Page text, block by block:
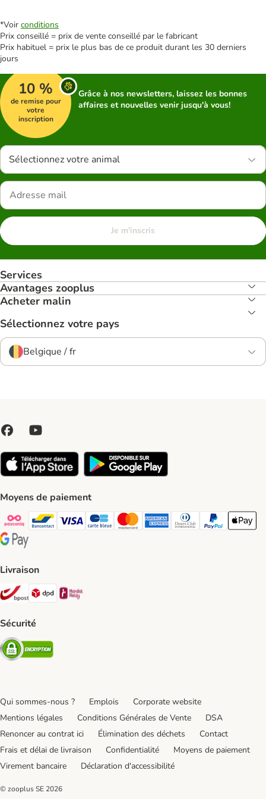
*Voir conditions
Prix conseillé = prix de vente conseillé par le fabricant
Prix habituel = prix le plus bas de ce produit durant les 30 derniers
jours
10 %
de remise pour
votre
inscription
Grâce à nos newsletters, laissez les bonnes
affaires et nouvelles venir jusqu'à vous!
Sélectionnez votre animal
Je m'inscris
Services
Avantages zooplus
Acheter malin
Sélectionnez votre pays
Belgique / fr
Moyens de paiement
Payconiq Payment Method
bancontact Payment Method
Visa Payment Method
carte bleue Payment Method
Master card Payment Method
American express Payment
Diners club Payment
Paypal Payment
Apple
Google Pay Payment Method
Livraison
Bpost Shipping Method
DPD Shipping Method
Sécurité
Security
Qui sommes-nous ? Emplois
Corporate website
Mentions légales
Conditions Générales de Vente
DSA
Renoncer au contrat ici
Élimination des déchets
Contact
Frais et délai de livraison
Confidentialité
Moyens de paiement
Virement bancaire
Déclaration d'accessibilité
© zooplus SE 2026